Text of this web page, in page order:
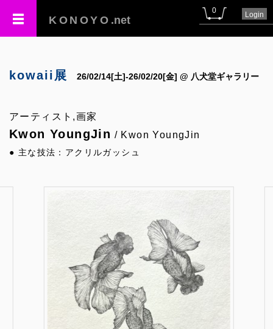
KONOYO .net
0 Login
kowaii展 26/02/14[土]-26/02/20[金] @ 八犬堂ギャラリー
アーティスト,画家
Kwon YoungJin / Kwon YoungJin
● 主な技法：アクリルガッシュ